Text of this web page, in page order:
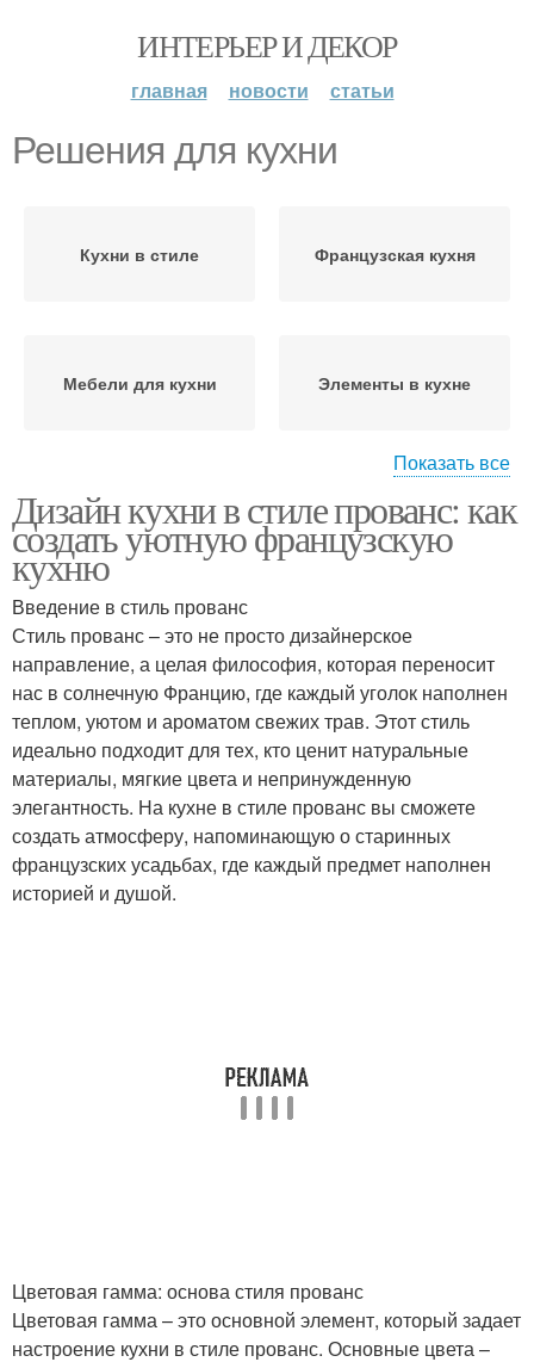
ИНТЕРЬЕР И ДЕКОР
главная новости статьи
Решения для кухни
Кухни в стиле Французская кухня
Мебели для кухни Элементы в кухне
Прованс на кухне
малогабаритной кухне
Кухни в прованском
стиле
Отделки на кухне
Цветовые решения Кухни с элементами
Кухня в французском
Удобные кухни Мебели под кухню
Показать все
Дизайн кухни в стиле прованс: как
создать уютную французскую
кухню
Введение в стиль прованс
Стиль прованс – это не просто дизайнерское
направление, а целая философия, которая переносит
нас в солнечную Францию, где каждый уголок наполнен
теплом, уютом и ароматом свежих трав. Этот стиль
идеально подходит для тех, кто ценит натуральные
материалы, мягкие цвета и непринужденную
элегантность. На кухне в стиле прованс вы сможете
создать атмосферу, напоминающую о старинных
французских усадьбах, где каждый предмет наполнен
историей и душой.
Цветовая гамма: основа стиля прованс
Цветовая гамма – это основной элемент, который задает
настроение кухни в стиле прованс. Основные цвета –